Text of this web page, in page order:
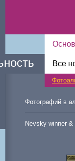
Все
Фотографий в
Nevsky winner